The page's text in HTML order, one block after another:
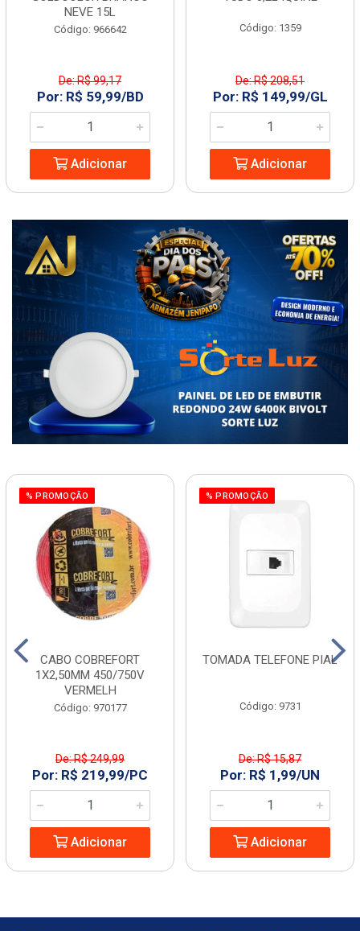
NEVE 15L
Código: 966642
De: R$ 99,17
Por: R$ 59,99/BD
Adicionar
Código: 1359
De: R$ 208,51
Por: R$ 149,99/GL
Adicionar
% PROMOÇÃO
CABO COBREFORT
1X2,50MM 450/750V
VERMELH
Código: 970177
De: R$ 249,99
Por: R$ 219,99/PC
Adicionar
% PROMOÇÃO
TOMADA TELEFONE PIAL
Código: 9731
De: R$ 15,87
Por: R$ 1,99/UN
Adicionar